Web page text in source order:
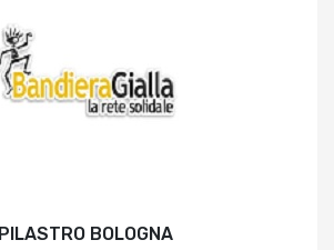
PILASTRO BOLOGNA